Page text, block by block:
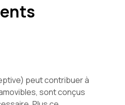
peut contribuer à
sont conçus